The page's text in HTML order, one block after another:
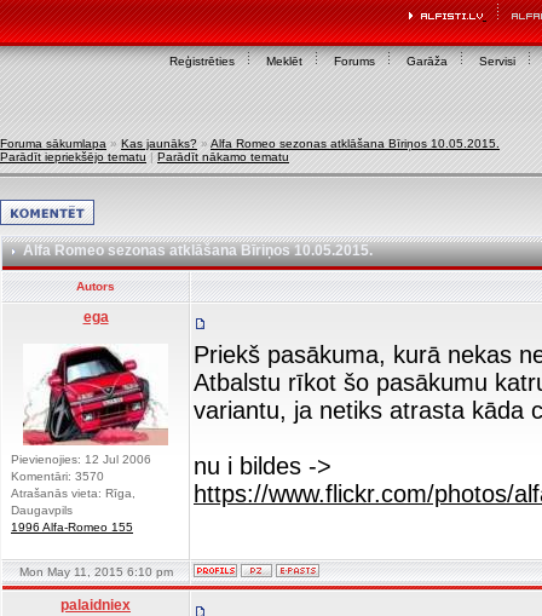
Reģistrēties Meklēt Forums Garāža Servisi
Foruma sākumlapa » Kas jaunāks? » Alfa Romeo sezonas atklāšana Bīriņos 10.05.2015.
Parādīt iepriekšējo tematu | Parādīt nākamo tematu
Alfa Romeo sezonas atklāšana Bīriņos 10.05.2015.
Autors
ega
Pievienojies: 12 Jul 2006
Komentāri: 3570
Atrašanās vieta: Rīga,
Daugavpils
1996 Alfa-Romeo 155
Priekš pasākuma, kurā nekas
Atbalstu rīkot šo pasākumu
variantu, ja netiks atrasta kāda
nu i bildes ->
https://www.flickr.com/photos/
Mon May 11, 2015 6:10 pm
palaidniex